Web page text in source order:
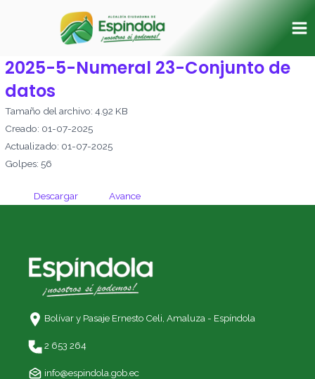
2025-5-Numeral 23-Conjunto de
datos
Tamaño del archivo: 4.92 KB
Creado: 01-07-2025
Actualizado: 01-07-2025
Golpes: 56
Descargar Avance
Bolívar y Pasaje Ernesto Celi, Amaluza - Espíndola
2 653 264
info@espindola.gob.ec